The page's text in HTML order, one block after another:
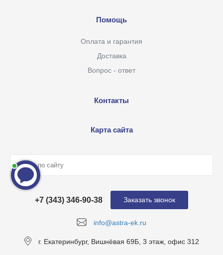
Помощь
Оплата и гарантия
Доставка
Вопрос - ответ
Контакты
Карта сайта
info@astra-ek.ru
+7 (343) 346-90-38
г. Екатеринбург, Вишнёвая 69Б, 3 этаж, офис 312
Заказать звонок